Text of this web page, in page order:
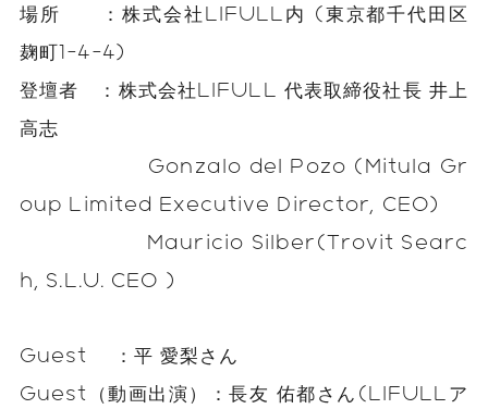
場所 ：株式会社LIFULL内 (東京都千代田区
麹町1-4-4)
登壇者 ：株式会社LIFULL 代表取締役社長 井上
高志
Gonzalo del Pozo (Mitula Gr
oup Limited Executive Director, CEO)
Mauricio Silber(Trovit Searc
h, S.L.U. CEO )
Guest ：平 愛梨さん
Guest（動画出演）：長友 佑都さん(LIFULLア